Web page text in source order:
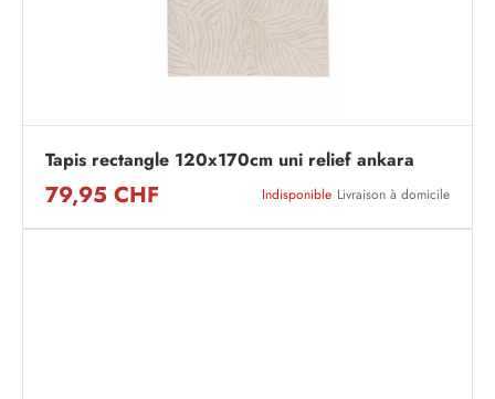
Tapis rectangle 120x170cm uni relief ankara
79,95 CHF Indisponible Livraison à domicile